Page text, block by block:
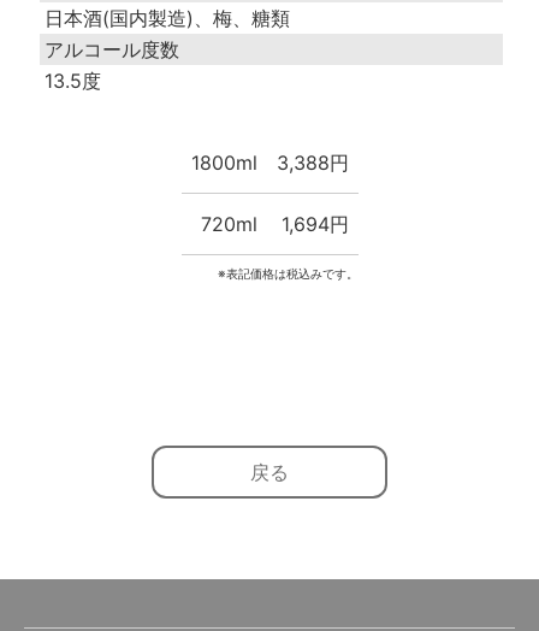
日本酒(国内製造)、梅、糖類
アルコール度数
13.5度
1800ml 3,388円
720ml 1,694円
※表記価格は税込みです。
戻る